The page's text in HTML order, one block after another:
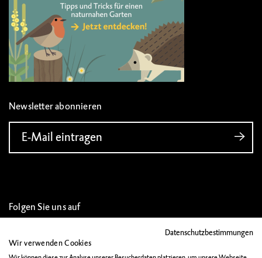
Newsletter abonnieren
E-Mail eintragen
Folgen Sie uns auf
Datenschutzbestimmungen
Wir verwenden Cookies